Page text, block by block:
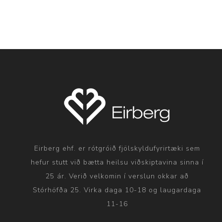
Eirberg ehf. er rótgróið fjölskyldufyrirtæki sem
hefur stutt við bætta heilsu viðskiptavina sinna í
25 ár. Verið velkomin í verslun okkar að
Stórhöfða 25. Virka daga 10-18 og laugardaga
11-16